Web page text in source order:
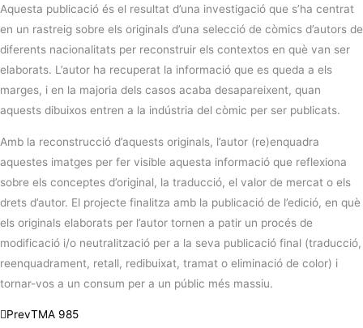
Aquesta publicació és el resultat d’una investigació que s’ha centrat
en un rastreig sobre els originals d’una selecció de còmics d’autors de
diferents nacionalitats per reconstruir els contextos en què van ser
elaborats. L’autor ha recuperat la informació que es queda a els
marges, i en la majoria dels casos acaba desapareixent, quan
aquests dibuixos entren a la indústria del còmic per ser publicats.
Amb la reconstrucció d’aquests originals, l’autor (re)enquadra
aquestes imatges per fer visible aquesta informació que reflexiona
sobre els conceptes d’original, la traducció, el valor de mercat o els
drets d’autor. El projecte finalitza amb la publicació de l’edició, en què
els originals elaborats per l’autor tornen a patir un procés de
modificació i/o neutralització per a la seva publicació final (traducció,
reenquadrament, retall, redibuixat, tramat o eliminació de color) i
tornar-vos a un consum per a un públic més massiu.
PrevTMA 985